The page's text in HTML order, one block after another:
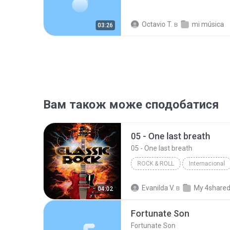
03:26 Octavio T. в mi música
Вам також може сподобатися
04:02
05 - One last breath
05 - One last breath
ROCK & ROLL Internacional
Evanilda V. в My 4shared
Fortunate Son
Fortunate Son